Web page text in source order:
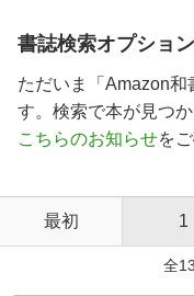
書誌検索オプショ
ただいま「Amazon和
す。検索で本が見つ
こちらのお知らせを
最初 1
全